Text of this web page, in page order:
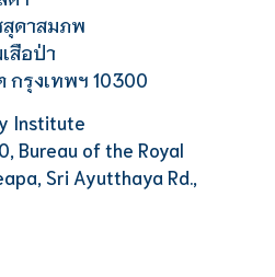
ดาสมภพ
สือป่า
รุงเทพฯ 10300
Institute
Bureau of the Royal
Sri Ayutthaya Rd.,